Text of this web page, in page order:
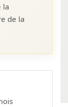
la
de la